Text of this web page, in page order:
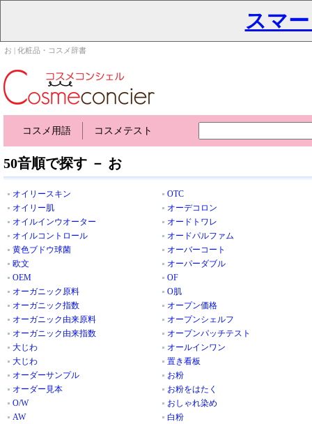
スマ
お | 化粧品・コスメ辞書
コスメ用語 コスメテスト
50音順で探す － お
オイリースキン
オイリー肌
オイルインウオーター
オイルコントロール
黄色ブドウ球菌
欧文
OEM
オーガニック原料
オーガニック指数
オーガニック由来原料
オーガニック由来指数
大じわ
大じわ
オーダーサンプル
オーダー見本
O/W
AW
OTC
オーデコロン
オードトワレ
オードパルファム
オーバーコート
オーパーダブル
OF
O肌
オープン価格
オープンシェルフ
オープンパッチテスト
オールインワン
置き看板
お粉
お粉をはたく
おしゃれ染め
白粉